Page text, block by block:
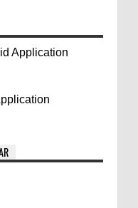
Application